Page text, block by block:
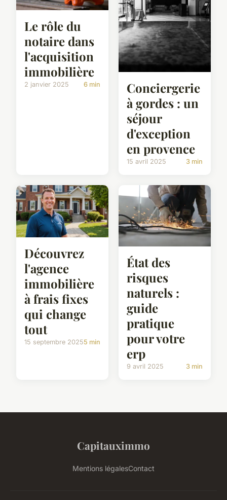
Le rôle du
notaire dans
l'acquisition
immobilière
2 janvier 2025 6 min
Conciergerie
à gordes : un
séjour
d'exception
en provence
15 avril 2025 3 min
Découvrez
l'agence
immobilière
à frais fixes
qui change
tout
15 septembre 20255 min
État des
risques
naturels :
guide
pratique
pour votre
erp
9 avril 2025 3 min
Capitauximmo
Mentions légalesContact